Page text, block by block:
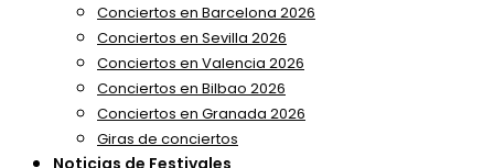
Conciertos en Barcelona 2026
Conciertos en Sevilla 2026
Conciertos en Valencia 2026
Conciertos en Bilbao 2026
Conciertos en Granada 2026
Giras de conciertos
Noticias de Festivales